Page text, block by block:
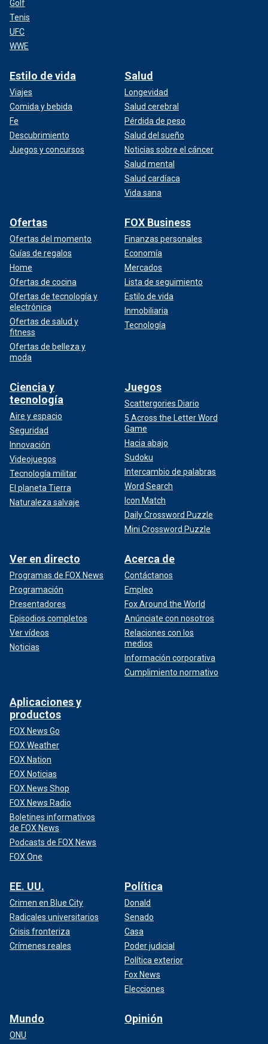
Golf
Tenis
UFC
WWE
Estilo de vida
Viajes
Comida y bebida
Fe
Descubrimiento
Juegos y concursos
Salud
Longevidad
Salud cerebral
Pérdida de peso
Salud del sueño
Noticias sobre el cáncer
Salud mental
Salud cardíaca
Vida sana
Ofertas
Ofertas del momento
Guías de regalos
Home
Ofertas de cocina
Ofertas de tecnología y
electrónica
Ofertas de salud y
fitness
Ofertas de belleza y
moda
FOX Business
Finanzas personales
Economía
Mercados
Lista de seguimiento
Estilo de vida
Inmobiliaria
Tecnología
Ciencia y
tecnología
Aire y espacio
Seguridad
Innovación
Videojuegos
Tecnología militar
El planeta Tierra
Naturaleza salvaje
Juegos
Scattergories Diario
5 Across the Letter Word
Game
Hacia abajo
Sudoku
Intercambio de palabras
Word Search
Icon Match
Daily Crossword Puzzle
Mini Crossword Puzzle
Ver en directo
Programas de FOX News
Programación
Presentadores
Episodios completos
Ver vídeos
Noticias
Acerca de
Contáctanos
Empleo
Fox Around the World
Anúnciate con nosotros
Relaciones con los
medios
Información corporativa
Cumplimiento normativo
Aplicaciones y
productos
FOX News Go
FOX Weather
FOX Nation
FOX Noticias
FOX News Shop
FOX News Radio
Boletines informativos
de FOX News
Podcasts de FOX News
FOX One
EE. UU.
Crimen en Blue City
Radicales universitarios
Crisis fronteriza
Crímenes reales
Política
Donald
Senado
Casa
Poder judicial
Política exterior
Fox News
Elecciones
Mundo
ONU
Opinión